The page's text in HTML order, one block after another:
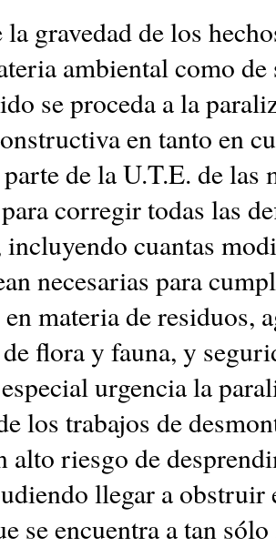
gravedad de los
ambiental como
se proceda a la
en tanto en
de la U.T.E. de las
corregir todas las
incluyendo cuantas
necesarias para
materia de residuos,
flora y fauna, y
urgencia la
los trabajos de
alto riesgo de
llegar a obstruir
se encuentra a tan